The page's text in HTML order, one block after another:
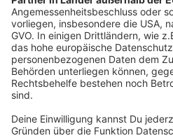
Anzeige
Woran erkenne ich, ob
betroffen ist?
Anzeige